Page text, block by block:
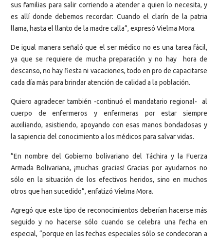
sus familias para salir corriendo a atender a quien lo necesita, y
es allí donde debemos recordar: Cuando el clarín de la patria
llama, hasta el llanto de la madre calla”, expresó Vielma Mora.
De igual manera señaló que el ser médico no es una tarea fácil,
ya que se requiere de mucha preparación y no hay hora de
descanso, no hay fiesta ni vacaciones, todo en pro de capacitarse
cada día más para brindar atención de calidad a la población.
Quiero agradecer también -continuó el mandatario regional- al
cuerpo de enfermeros y enfermeras por estar siempre
auxiliando, asistiendo, apoyando con esas manos bondadosas y
la sapiencia del conocimiento a los médicos para salvar vidas.
“En nombre del Gobierno bolivariano del Táchira y la Fuerza
Armada Bolivariana, ¡muchas gracias! Gracias por ayudarnos no
sólo en la situación de los efectivos heridos, sino en muchos
otros que han sucedido”, enfatizó Vielma Mora.
Agregó que este tipo de reconocimientos deberían hacerse más
seguido y no hacerse sólo cuando se celebra una fecha en
especial, “porque en las fechas especiales sólo se condecoran a